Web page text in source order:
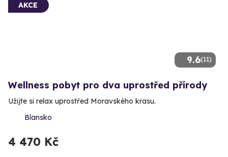
9.6(11)
AKCE
Wellness pobyt pro dva uprostřed přírody
Užijte si relax uprostřed Moravského krasu.
Blansko
4 470 Kč